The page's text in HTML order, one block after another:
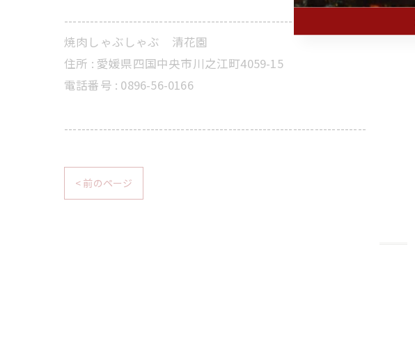
----------------------------------------------------------------------
焼肉しゃぶしゃぶ 清花園
住所 : 愛媛県四国中央市川之江町4059-15
電話番号 : 0896-56-0166
----------------------------------------------------------------------
< 前のページ